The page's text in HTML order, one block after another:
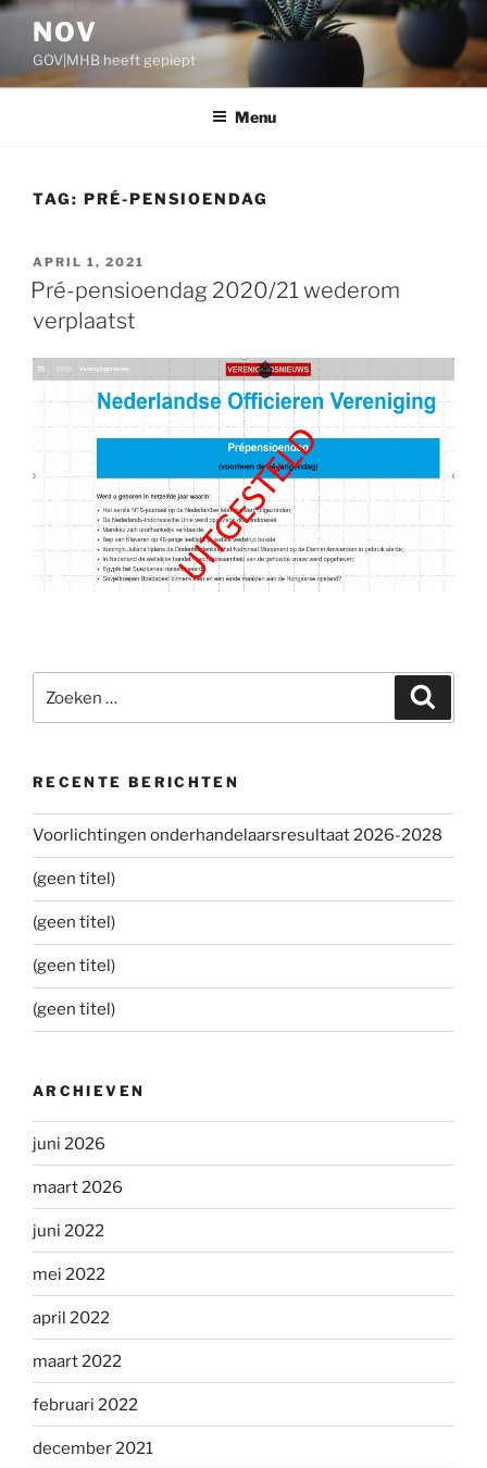
Ga
inhoud
NOV
GOV|MHB heeft gepiept
Menu
TAG: PRÉ-PENSIOENDAG
GEPLAATST
OP
APRIL 1, 2021
Pré-pensioendag 2020/21 wederom
verplaatst
RECENTE BERICHTEN
Voorlichtingen onderhandelaarsresultaat 2026-2028
(geen titel)
(geen titel)
(geen titel)
(geen titel)
ARCHIEVEN
juni 2026
maart 2026
juni 2022
mei 2022
april 2022
maart 2022
februari 2022
december 2021